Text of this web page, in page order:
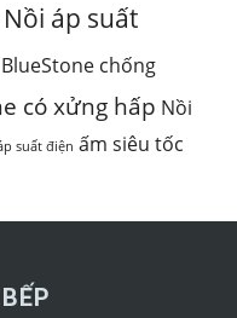
Nồi áp suất
chống
có xửng hấp Nồi
suất điện ấm siêu tốc